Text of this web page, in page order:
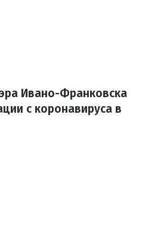
Ивано-Франковска
с коронавируса в